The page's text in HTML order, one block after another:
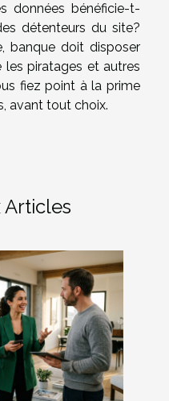
données bénéficie-t-
détenteurs du site?
banque doit disposer
les piratages et autres
fiez point à la prime
avant tout choix.